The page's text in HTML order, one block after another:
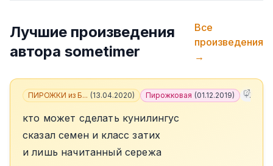
Лучшие произведения
автора sometimer
Все
произведения
→
ПИРОЖКИ из Б... (13.04.2020) Пирожковая (01.12.2019) +7
кто может сделать кунилингус
сказал семен и класс затих
и лишь начитанный сережа